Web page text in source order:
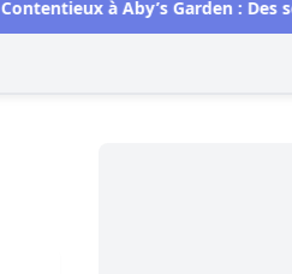
à Aby’s Garden : Des